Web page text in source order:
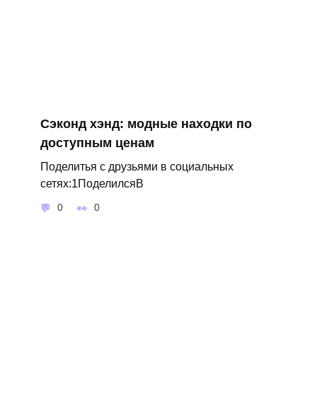
Сэконд хэнд: модные находки по
доступным ценам
Поделитья с друзьями в социальных
сетях:1ПоделилсяВ
0 0